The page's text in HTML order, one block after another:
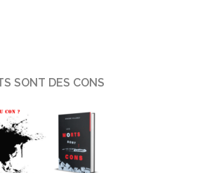
SONT DES CONS